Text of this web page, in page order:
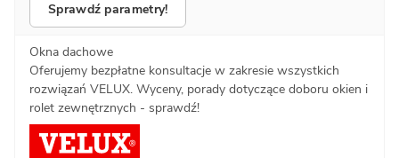
Sprawdź parametry!
Okna dachowe
Oferujemy bezpłatne konsultacje w zakresie wszystkich
rozwiązań VELUX. Wyceny, porady dotyczące doboru okien i
rolet zewnętrznych - sprawdź!